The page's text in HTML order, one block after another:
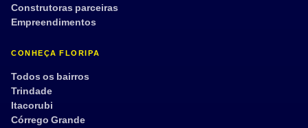
Construtoras parceiras
Empreendimentos
CONHEÇA FLORIPA
Todos os bairros
Trindade
Itacorubi
Córrego Grande